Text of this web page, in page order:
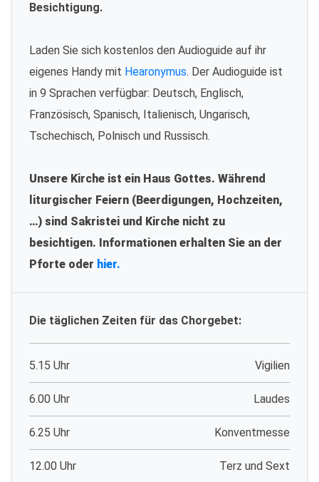
Besichtigung.
Laden Sie sich kostenlos den Audioguide auf ihr
eigenes Handy mit Hearonymus. Der Audioguide ist
in 9 Sprachen verfügbar: Deutsch, Englisch,
Französisch, Spanisch, Italienisch, Ungarisch,
Tschechisch, Polnisch und Russisch.
Unsere Kirche ist ein Haus Gottes. Während
liturgischer Feiern (Beerdigungen, Hochzeiten,
…) sind Sakristei und Kirche nicht zu
besichtigen. Informationen erhalten Sie an der
Pforte oder hier.
Die täglichen Zeiten für das Chorgebet:
5.15 Uhr Vigilien
6.00 Uhr Laudes
6.25 Uhr Konventmesse
12.00 Uhr Terz und Sext